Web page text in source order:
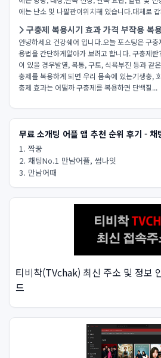
에는 난소 및 나팔관이위치해 있습니다.대체로
구충제 복용시기 효과 가격 부작용 복
안녕하세요 건강쉐어 입니다.오늘 포스팅은 구
용법을 간단하게알아가 보려고 합니다. 구충제
이 있을 경우발열, 복통, 구토, 식욕부진 등과 같
충제를 복용하게 되면 우리 몸속에 있는기생충,
충제 효과는 어떨까 구충제를 복용하면 단백질...
무료 소개팅 어플 앱 추천 순위 후기 - 채
1. 짝꿍
2. 채팅No.1 만남어플, 썸나잇
3. 만남어때
티비착(TVchak) 최신 주소 및 정보
드